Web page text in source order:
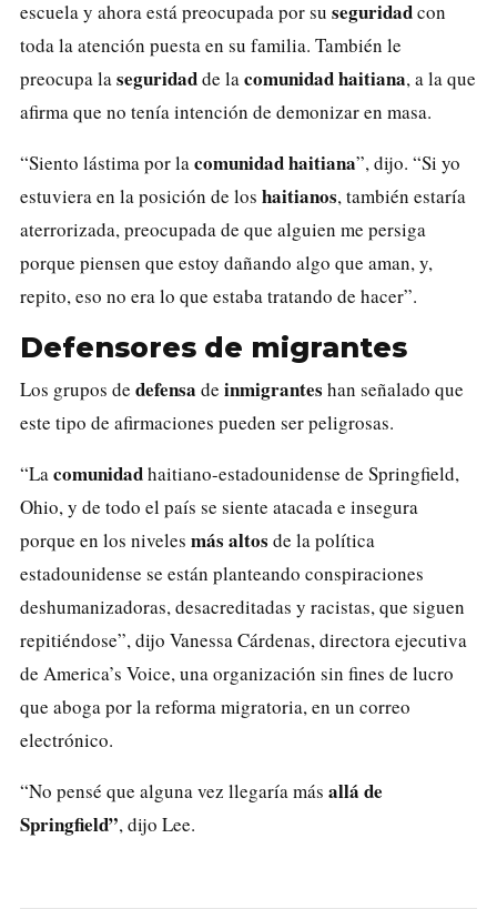
escuela y ahora está preocupada por su seguridadcon
toda la atención puesta en su familia. También le
preocupa laseguridadde lacomunidadhaitiana, a la que
afirma que no tenía intención de demonizar en masa.
“Siento lástima por lacomunidadhaitiana”, dijo. “Si yo
estuviera en la posición de los haitianos, también estaría
aterrorizada, preocupada de que alguien me persiga
porque piensen que estoy dañando algo que aman, y,
repito, eso no era lo que estaba tratando de hacer”.
Defensores de migrantes
Los grupos de defensa de inmigrantes han señalado que
este tipo de afirmaciones pueden ser peligrosas.
“Lacomunidadhaitiano-estadounidense de Springfield,
Ohio, y de todo el país se siente atacada e insegura
porque en los niveles más altos de la política
estadounidense se están planteando conspiraciones
deshumanizadoras, desacreditadas y racistas, que siguen
repitiéndose”, dijo Vanessa Cárdenas, directora ejecutiva
de America’s Voice, una organización sin fines de lucro
que aboga por la reforma migratoria, en un correo
electrónico.
“No pensé que alguna vez llegaría más allá de
Springfield”, dijo Lee.